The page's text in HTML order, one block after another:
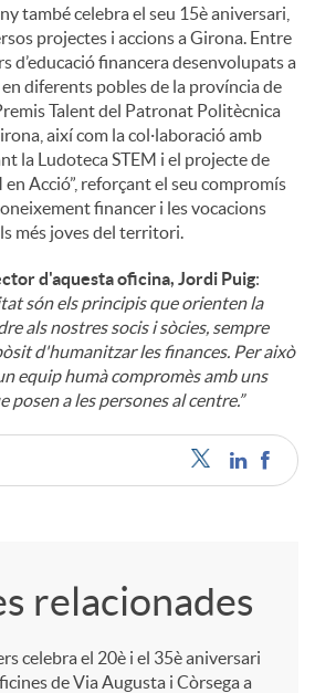
també celebra el seu 15è aniversari,
projectes i accions a Girona. Entre
d’educació financera desenvolupats a
diferents pobles de la província de
Talent del Patronat Politècnica
així com la col·laboració amb
la Ludoteca STEM i el projecte de
Acció”, reforçant el seu compromís
financer i les vocacions
més joves del territori.
d'aquesta oficina, Jordi Puig:
són els principis que orienten la
als nostres socis i sòcies, sempre
d'humanitzar les finances. Per això
equip humà compromès amb uns
posen a les persones al centre.”
relacionades
celebra el 20è i el 35è aniversari
de Via Augusta i Còrsega a